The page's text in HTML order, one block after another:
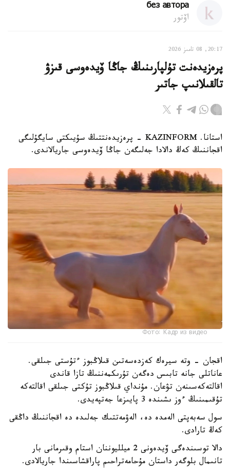
без автора
اۆتور
20:17, 08 تامىز 2026
پرەزيدەنت تۇلپارىنىڭ جاڭا ۆيدەوسى قىزۋ
تالقىلانىپ جاتىر
استانا. KAZINFORM - پرەزيدەنتتىڭ سۇيىكتى سايگۇلىگى
اقجاننىڭ كەڭ دالادا جەلىگەن جاڭا ۆيدەوسى جاريالاندى.
Фото: Кадр из видео
اقجان - وتە سيرەك كەزدەسەتىن قىلاڭبوز ءتۇستى جىلقى.
عاناتلى جانە تابىس دەگەن تۇرىكمەننىڭ تازا قاندى
اقالتەكەسىنەن تۋعان. مۇنداي قىلاڭبوز تۇكتى جىلقى اقالتەكە
تۇقىمىنىڭ ءوز ىشىندە 3 پايىزعا جەتپەيدى.
سول سەبەپتى الەمدە دە، الەۋمەتتىك جەلىدە دە اقجاننىڭ داڭقى
كەڭ تارادى.
دالا توسىندەگى ۆيدەونى 2 ميلليوننان استام وقىرمانى بار
تانىمال بلوگەر داستان مۇحامەتراحىم پاراقشاسىندا جاريالادى.